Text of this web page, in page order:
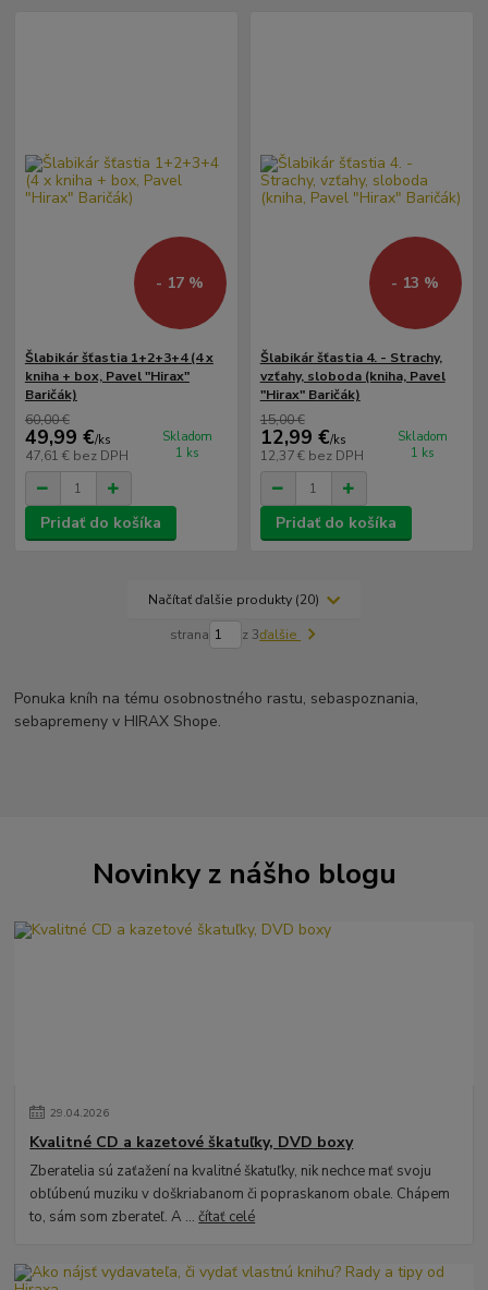
- 17 %
Šlabikár šťastia 1+2+3+4 (4 x
kniha + box, Pavel "Hirax"
Baričák)
60,00 €
49,99 €/ks
47,61 € bez DPH
Skladom
1 ks
Pridať do košíka
- 13 %
Šlabikár šťastia 4. - Strachy,
vzťahy, sloboda (kniha, Pavel
"Hirax" Baričák)
15,00 €
12,99 €/ks
12,37 € bez DPH
Skladom
1 ks
Pridať do košíka
Načítať ďalšie produkty (20)
strana z 3ďalšie
Ponuka kníh na tému osobnostného rastu, sebaspoznania,
sebapremeny v HIRAX Shope.
Novinky z nášho blogu
29.04.2026
Kvalitné CD a kazetové škatuľky, DVD boxy
Zberatelia sú zaťažení na kvalitné škatuľky, nik nechce mať svoju
obľúbenú muziku v doškriabanom či popraskanom obale. Chápem
to, sám som zberateľ. A ...čítať celé